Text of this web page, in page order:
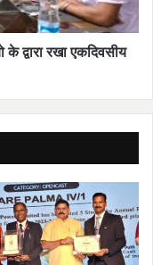
द्वारा रखा एकदिवसीय